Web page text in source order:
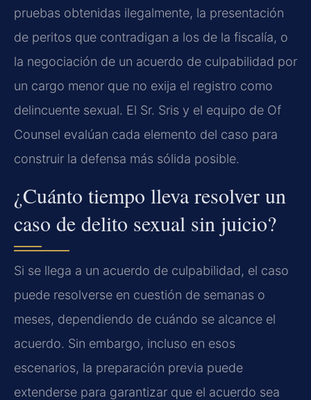
pruebas obtenidas ilegalmente, la presentación
de peritos que contradigan a los de la fiscalía, o
la negociación de un acuerdo de culpabilidad por
un cargo menor que no exija el registro como
delincuente sexual. El Sr. Sris y el equipo de Of
Counsel evalúan cada elemento del caso para
construir la defensa más sólida posible.
¿Cuánto tiempo lleva resolver un
caso de delito sexual sin juicio?
Si se llega a un acuerdo de culpabilidad, el caso
puede resolverse en cuestión de semanas o
meses, dependiendo de cuándo se alcance el
acuerdo. Sin embargo, incluso en esos
escenarios, la preparación previa puede
extenderse para garantizar que el acuerdo sea